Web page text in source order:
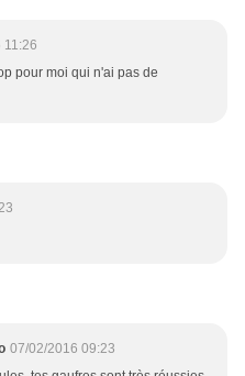
11:26
pour moi qui n'ai pas de
07/02/2016 09:23